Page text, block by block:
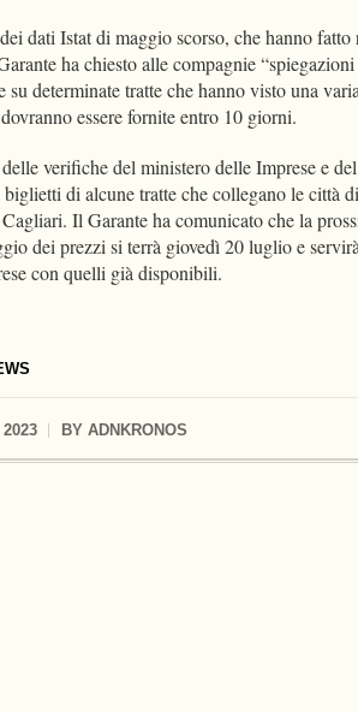
BY ADNKRONOS
dati Istat di maggio scorso, che hanno
ha chiesto alle compagnie
su determinate tratte che hanno visto una
essere fornite entro 10 giorni.
verifiche del ministero delle Imprese e
di alcune tratte che collegano le città
Il Garante ha comunicato che la
dei prezzi si terrà giovedì 20 luglio e
con quelli già disponibili.